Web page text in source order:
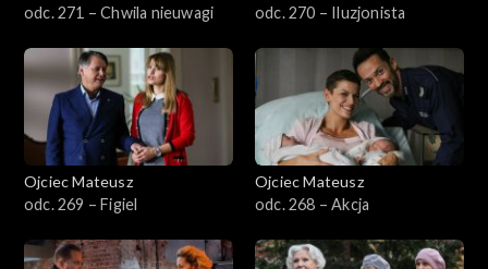
Sezon 20
Sezon 19
Sezon 18
Sezon 17
odc. 271 – Chwila nieuwagi
odc. 270 – Iluzjonista
Ojciec Mateusz
odc. 269 – Figiel
Ojciec Mateusz
odc. 268 – Akcja